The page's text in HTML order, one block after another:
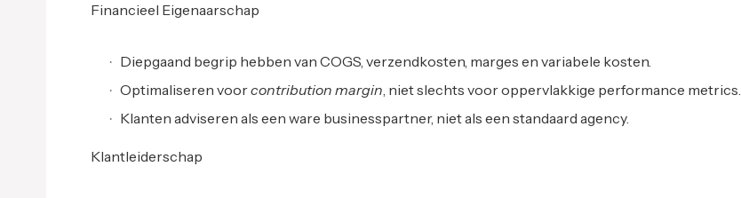
Financieel Eigenaarschap
Diepgaand begrip hebben van COGS, verzendkosten, marges en variabele kosten.
Optimaliseren voorcontribution margin, niet slechts voor oppervlakkige performance metrics.
Klanten adviseren als een ware businesspartner, niet als een standaard agency.
Klantleiderschap